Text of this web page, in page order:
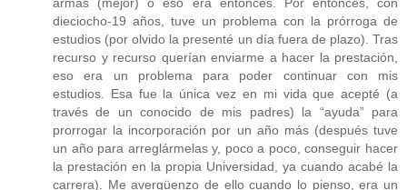
dieciocho-19 años, tuve un problema con la prórroga de
estudios (por olvido la presenté un día fuera de plazo). Tras
recurso y recurso querían enviarme a hacer la prestación,
eso era un problema para poder continuar con mis
estudios. Esa fue la única vez en mi vida que acepté (a
través de un conocido de mis padres) la “ayuda” para
prorrogar la incorporación por un año más (después tuve
un año para arreglármelas y, poco a poco, conseguir hacer
la prestación en la propia Universidad, ya cuando acabé la
carrera). Me avergüenzo de ello cuando lo pienso, era un